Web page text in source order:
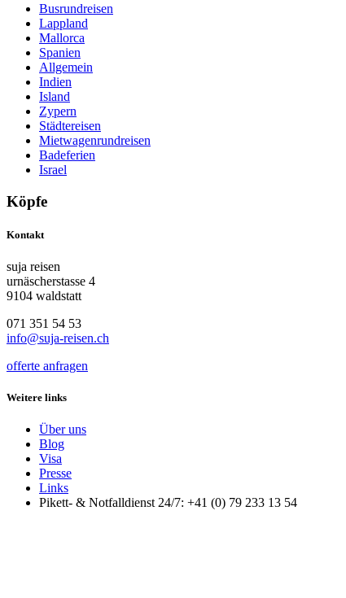
Busrundreisen
Lappland
Mallorca
Spanien
Allgemein
Indien
Island
Zypern
Städtereisen
Mietwagenrundreisen
Badeferien
Israel
Köpfe
Kontakt
suja reisen
urnäscherstasse 4
9104 waldstatt
071 351 54 53
info@suja-reisen.ch
offerte anfragen
Weitere links
Über uns
Blog
Visa
Presse
Links
Pikett- & Notfalldienst 24/7: +41 (0) 79 233 13 54